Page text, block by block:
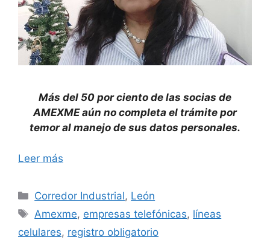
Más del 50 por ciento de las socias de
AMEXME aún no completa el trámite por
temor al manejo de sus datos personales.
Leer más
Categorías
Corredor Industrial, León
Etiquetas
Amexme, empresas telefónicas, líneas
celulares, registro obligatorio